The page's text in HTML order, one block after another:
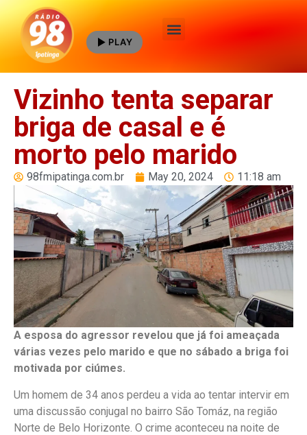
PLAY
Vizinho tenta separar
briga de casal e é
morto pelo marido
98fmipatinga.com.br May 20, 2024 11:18 am
A esposa do agressor revelou que já foi ameaçada
várias vezes pelo marido e que no sábado a briga foi
motivada por ciúmes.
Um homem de 34 anos perdeu a vida ao tentar intervir em
uma discussão conjugal no bairro São Tomáz, na região
Norte de Belo Horizonte. O crime aconteceu na noite de